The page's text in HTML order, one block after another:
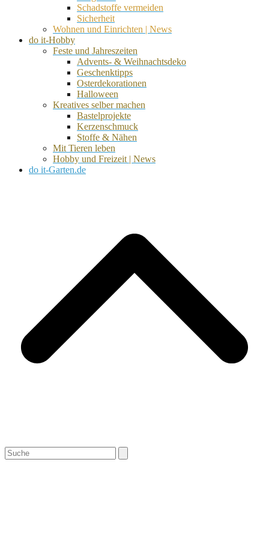
Schadstoffe vermeiden
Sicherheit
Wohnen und Einrichten | News
do it-Hobby
Feste und Jahreszeiten
Advents- & Weihnachtsdeko
Geschenktipps
Osterdekorationen
Halloween
Kreatives selber machen
Bastelprojekte
Kerzenschmuck
Stoffe & Nähen
Mit Tieren leben
Hobby und Freizeit | News
do it-Garten.de
Search